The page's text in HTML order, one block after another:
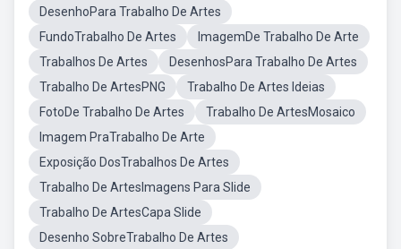
DesenhoPara Trabalho De Artes
FundoTrabalho De Artes
ImagemDe Trabalho De Arte
Trabalhos De Artes
DesenhosPara Trabalho De Artes
Trabalho De ArtesPNG
Trabalho De Artes Ideias
FotoDe Trabalho De Artes
Trabalho De ArtesMosaico
Imagem PraTrabalho De Arte
Exposição DosTrabalhos De Artes
Trabalho De ArtesImagens Para Slide
Trabalho De ArtesCapa Slide
Desenho SobreTrabalho De Artes